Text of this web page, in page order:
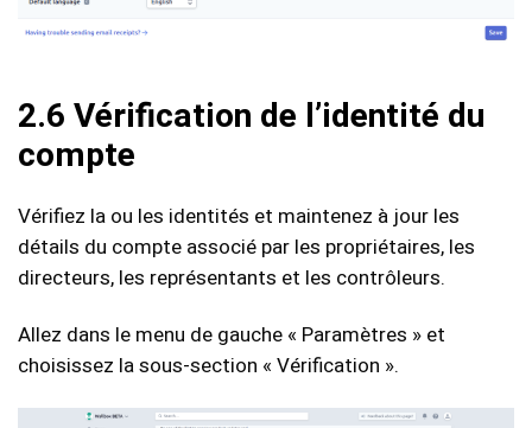
2.6 Vérification de l’identité du
compte
Vérifiez la ou les identités et maintenez à jour les
détails du compte associé par les propriétaires, les
directeurs, les représentants et les contrôleurs.
Allez dans le menu de gauche « Paramètres » et
choisissez la sous-section « Vérification ».